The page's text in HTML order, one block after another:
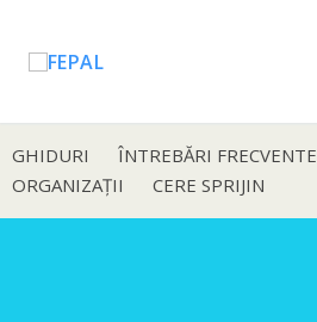
GHIDURI ÎNTREBĂRI FRECVENTE
ORGANIZAȚII
CERE SPRIJIN